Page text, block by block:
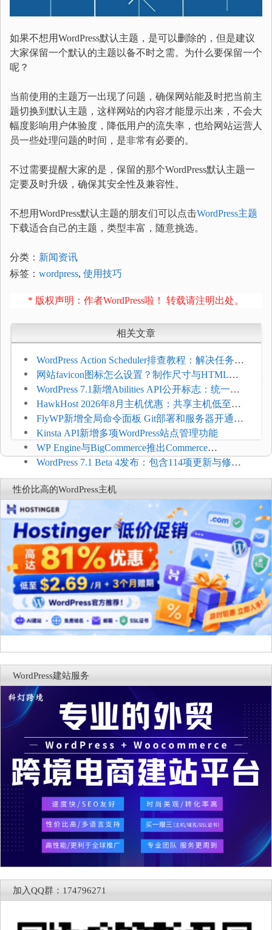
如果不想用WordPress默认主题，是可以删除的，但是建议
大家保留一个默认的主题以备不时之需。为什么要保留一个
呢？
当前使用的主题万一出现了问题，确保网站能及时把当前主
题切换到默认主题，这样网站的内容才能显示出来，不会大
幅度影响用户体验度，降低用户的流失率，也给网站运营人
员一些处理问题的时间，是非常有必要的。
不过需要提醒大家的是，保留的那个WordPress默认主题一
定要及时升级，确保其安全性及兼容性。
不想用WordPress默认主题的朋友们可以点击WordPress主题
下载适合自己的主题，类型丰富，随意挑选。
分类： 新闻资讯
标签： wordpress, 使用技巧
* 版权声明：作者WordPress啦！ 转载请注明出处。
相关文章
WordPress Action Scheduler排查教程：解决任务积
压和订单延迟
网站favicon图标怎么设置？制作尺寸与HTML添
加方法
WordPress 7.1新增Abilities API公开标志：统一支
持REST API、MCP与AI代理
HawkHost 2026年8月主机优惠：共享主机低至
$2.61/月，高性能主机同步折扣
FlyWP新增全局命令面板 Git部署和服务器开通更
方便
Kinsta API新增多项WordPress站点管理功能
WP Engine与BigCommerce推出Commerce
Connect：WordPress商店可保留前台体验并扩展电
商能力
WordPress 7.1 Beta 4发布：包含114项更新与修
复，仅建议在测试环境体验
性价比高的WordPress主机
WordPress建站服务
加入QQ群：174796271